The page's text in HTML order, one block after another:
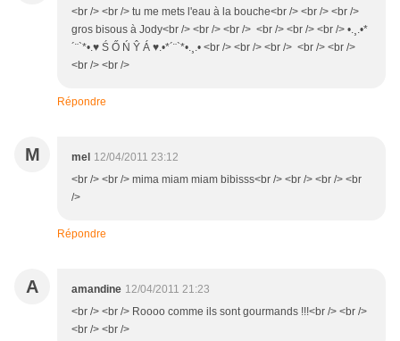
<br /> <br /> tu me mets l'eau à la bouche<br /> <br /> <br />
gros bisous à Jody<br /> <br /> <br /> <br /> <br /> <br /> •.¸.•*
´¨`*•.♥ Ś Ő Ń Ŷ Á ♥.•*´¨`*•.¸.• <br /> <br /> <br /> <br /> <br />
<br /> <br />
Répondre
M mel 12/04/2011 23:12
<br /> <br /> mima miam miam bibisss<br /> <br /> <br /> <br
/>
Répondre
A amandine 12/04/2011 21:23
<br /> <br /> Roooo comme ils sont gourmands !!!<br /> <br />
<br /> <br />